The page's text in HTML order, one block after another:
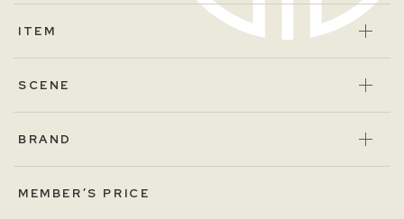
ITEM
SCENE
BRAND
MEMBER’S PRICE